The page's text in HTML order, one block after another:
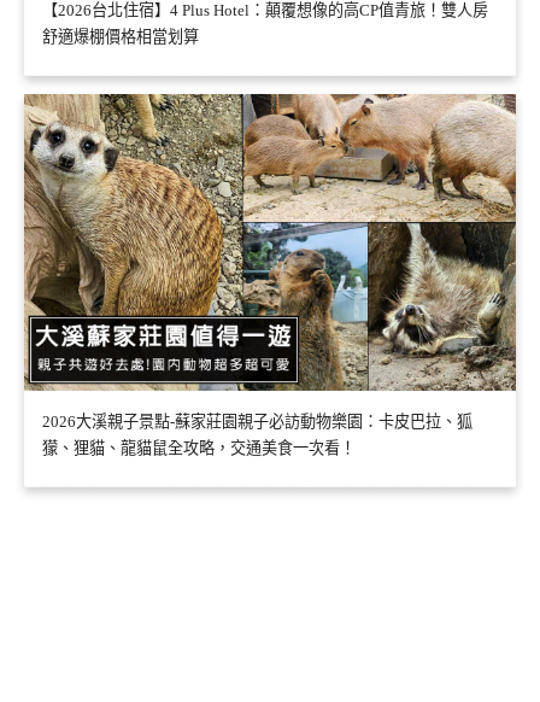
【2026台北住宿】4 Plus Hotel：顛覆想像的高CP值青旅！雙人房
舒適爆棚價格相當划算
2026大溪親子景點-蘇家莊園親子必訪動物樂園：卡皮巴拉、狐
獴、狸貓、龍貓鼠全攻略，交通美食一次看！